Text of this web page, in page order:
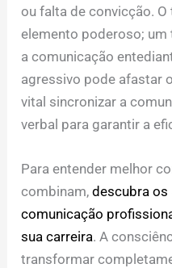
ou falta de convicção.
elemento poderoso;
a comunicação
agressivo pode afastar
vital sincronizar a
verbal para garantir a
Para entender melhor
combinam,descubra os
comunicação
sua carreira. A
transformar